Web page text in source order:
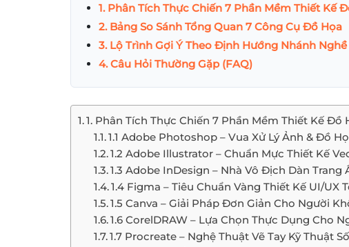
1. Phân Tích Thực Chiến 7 Phần Mềm Thiết Kế
2. Bảng So Sánh Tổng Quan 7 Công Cụ Đồ Họa
3. Lộ Trình Gợi Ý Theo Định Hướng Nhánh
4. Câu Hỏi Thường Gặp (FAQ)
1. Phân Tích Thực Chiến 7 Phần Mềm Thiết Kế Đồ
1.1 Adobe Photoshop – Vua Xử Lý Ảnh & Đồ
1.2 Adobe Illustrator – Chuẩn Mực Thiết Kế
1.3 Adobe InDesign – Nhà Vô Địch Dàn Trang
1.4 Figma – Tiêu Chuẩn Vàng Thiết Kế UI/UX
1.5 Canva – Giải Pháp Đơn Giản Cho Người
1.6 CorelDRAW – Lựa Chọn Thực Dụng Cho
1.7 Procreate – Nghệ Thuật Vẽ Tay Kỹ Thuật